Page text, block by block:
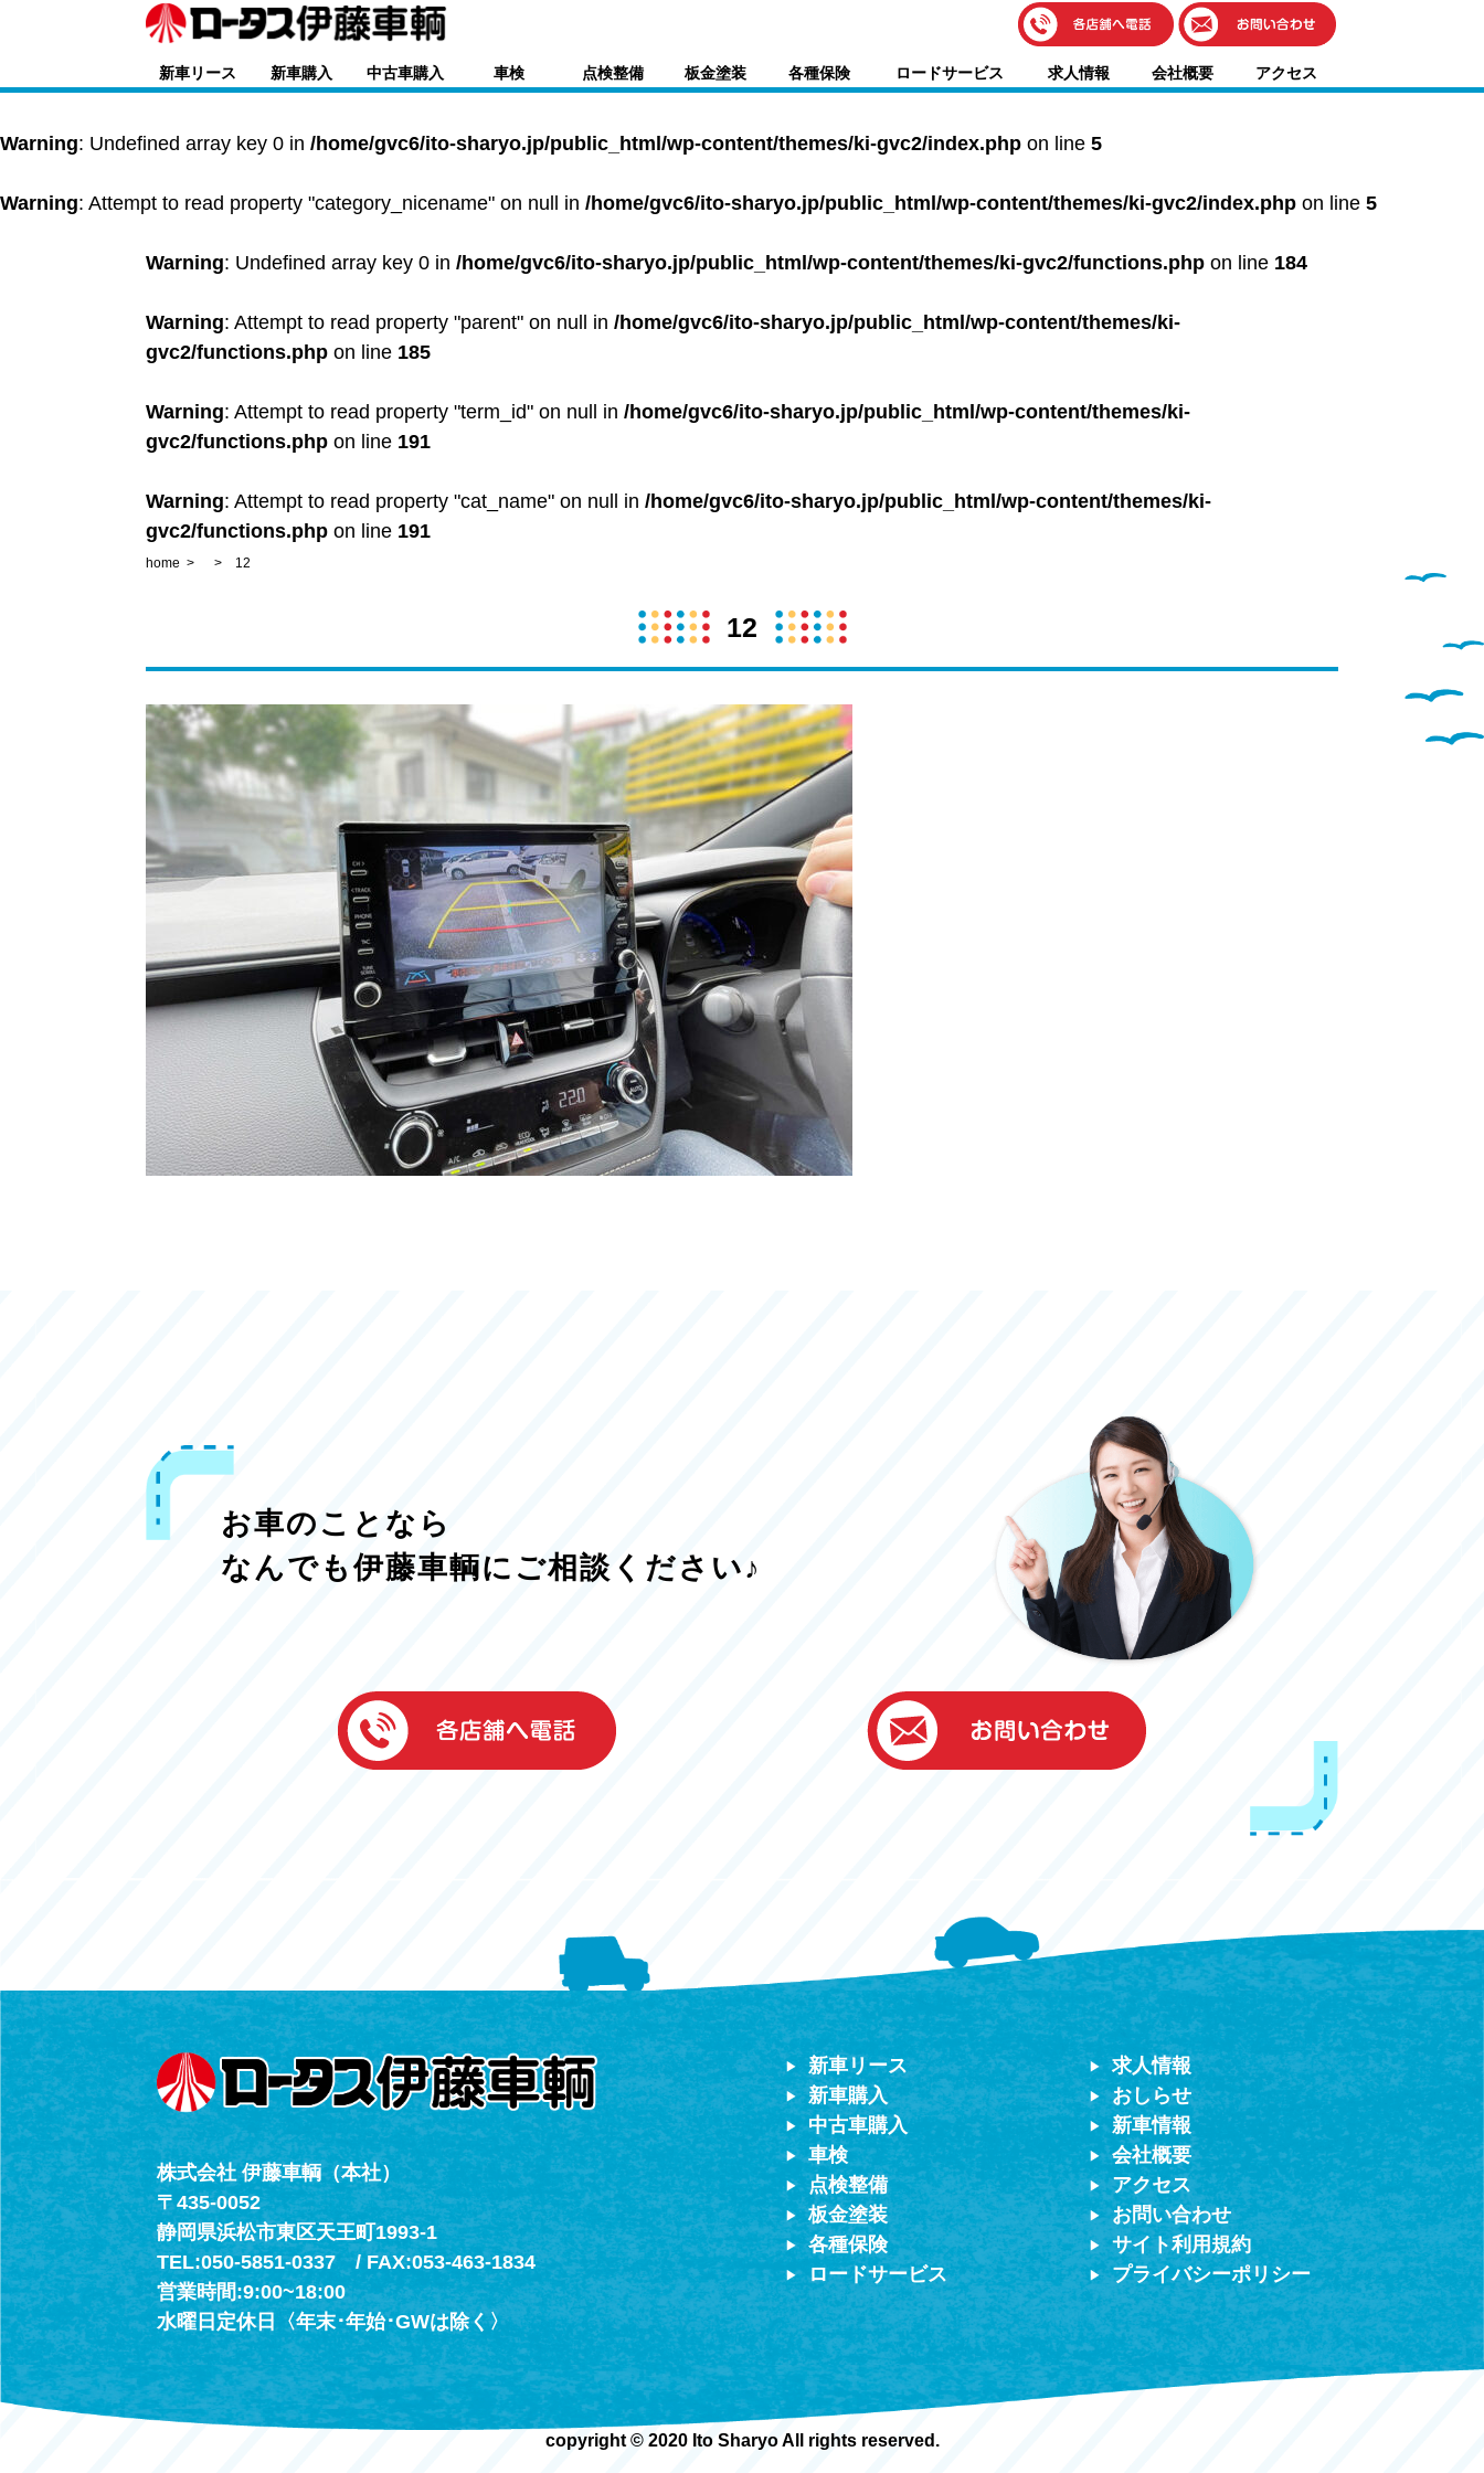
伊藤車輌（本社）
050-5851-0337
050-5851-0338
レスキューセンター
（年中無休24h対応）
新車リース 新車購入 中古車購入 車検 点検整備 板金塗装 各種保険 ロードサービス 求人情報 会社概要 アクセス
Warning: Undefined array key 0 in /home/gvc6/ito-sharyo.jp/public_html/wp-content/themes/ki-gvc2/index.php on line 5
Warning: Attempt to read property "category_nicename" on null in /home/gvc6/ito-sharyo.jp/public_html/wp-content/themes/ki-gvc2/index.php on line 5
Warning: Undefined array key 0 in /home/gvc6/ito-sharyo.jp/public_html/wp-content/themes/ki-gvc2/functions.php on line 184
Warning: Attempt to read property "parent" on null in /home/gvc6/ito-sharyo.jp/public_html/wp-content/themes/ki-
gvc2/functions.php on line 185
Warning: Attempt to read property "term_id" on null in /home/gvc6/ito-sharyo.jp/public_html/wp-content/themes/ki-
gvc2/functions.php on line 191
Warning: Attempt to read property "cat_name" on null in /home/gvc6/ito-sharyo.jp/public_html/wp-content/themes/ki-
gvc2/functions.php on line 191
home 12
12
お車のことなら
なんでも伊藤車輌にご相談ください♪
伊藤車輌（本社）
050-5851-0337
株式会社 伊藤車輌（本社）
〒435-0052
静岡県浜松市東区天王町1993-1
TEL:050-5851-0337 / FAX:053-463-1834
営業時間:9:00~18:00
水曜日定休日〈年末･年始･GWは除く〉
新車リース
新車購入
中古車購入
車検
点検整備
板金塗装
各種保険
ロードサービス
求人情報
おしらせ
新車情報
会社概要
アクセス
お問い合わせ
サイト利用規約
プライバシーポリシー
copyright © 2020 Ito Sharyo All rights reserved.